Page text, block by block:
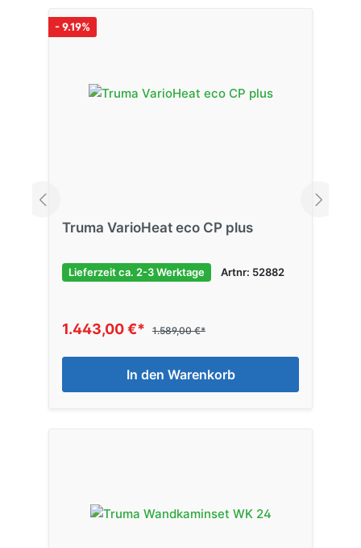
- 9.19%
Truma VarioHeat eco CP plus
Lieferzeit ca. 2-3 Werktage Artnr: 52882
1.443,00 €* 1.589,00 €*
In den Warenkorb